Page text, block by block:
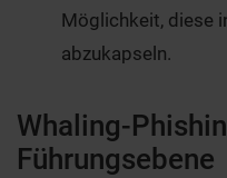
Möglichkeit, diese
abzukapseln.
Whaling-
Führungsebene